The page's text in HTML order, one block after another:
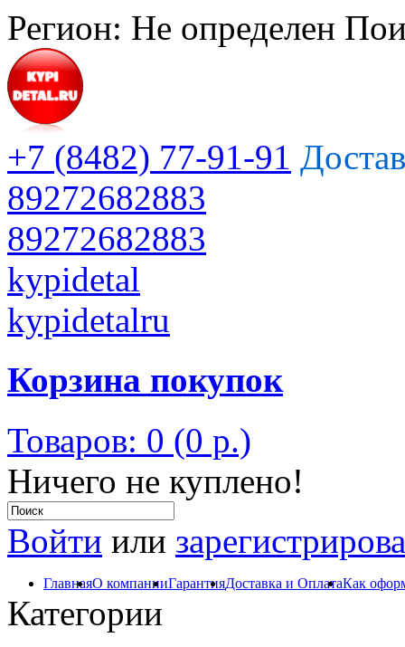
Регион: Не определен
+7 (8482) 77-91-91
89272682883
89272682883
kypidetal
kypidetalru
Корзина покупок
Товаров: 0 (0 р.)
Ничего не куплено!
Войти или
ГлавнаяО компанииГарантияДоставка и ОплатаКак
Категории